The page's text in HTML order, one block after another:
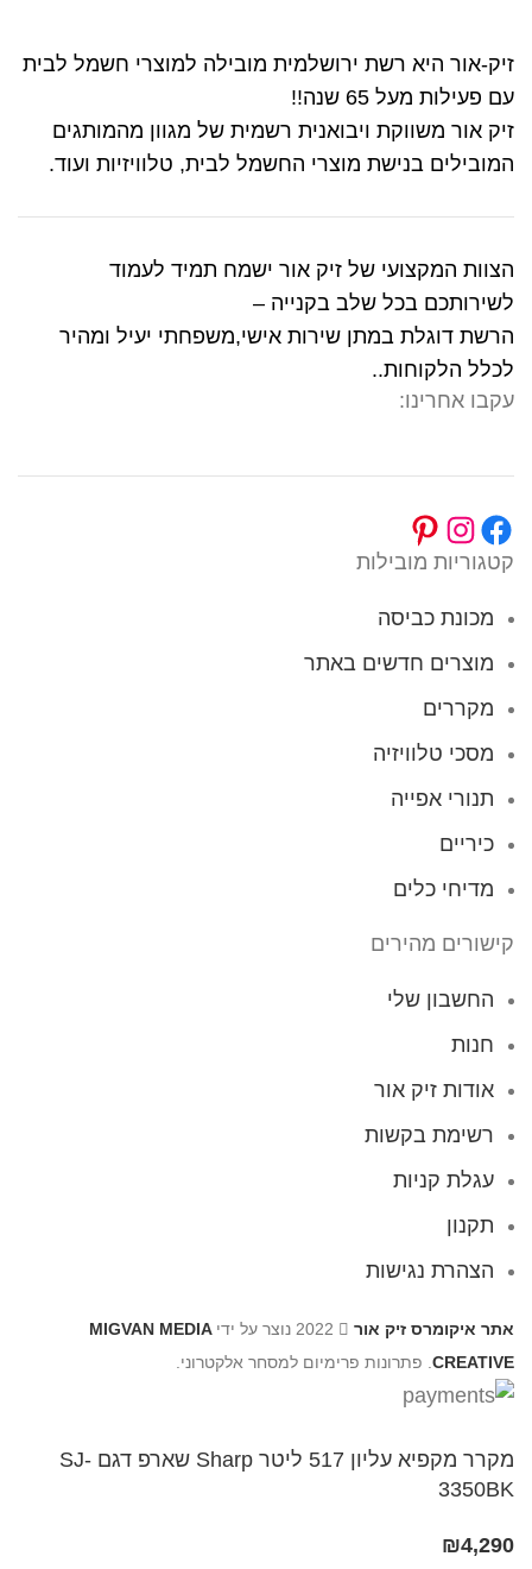
זיק-אור היא רשת ירושלמית מובילה למוצרי חשמל לבית
עם פעילות מעל 65 שנה!!
זיק אור משווקת ויבואנית רשמית של מגוון מהמותגים
המובילים בנישת מוצרי החשמל לבית, טלוויזיות ועוד.
הצוות המקצועי של זיק אור ישמח תמיד לעמוד
לשירותכם בכל שלב בקנייה –
הרשת דוגלת במתן שירות אישי,משפחתי יעיל ומהיר
לכלל הלקוחות..
עקבו אחרינו:
קטגוריות מובילות
מכונת כביסה
מוצרים חדשים באתר
מקררים
מסכי טלוויזיה
תנורי אפייה
כיריים
מדיחי כלים
קישורים מהירים
החשבון שלי
חנות
אודות זיק אור
רשימת בקשות
עגלת קניות
תקנון
הצהרת נגישות
אתר איקומרס זיק אור
MIGVAN MEDIA
CREATIVE . פתרונות פרימיום למסחר אלקטרוני.
מקרר מקפיא עליון 517 ליטר Sharp שארפ דגם SJ-
3350BK
₪4,290